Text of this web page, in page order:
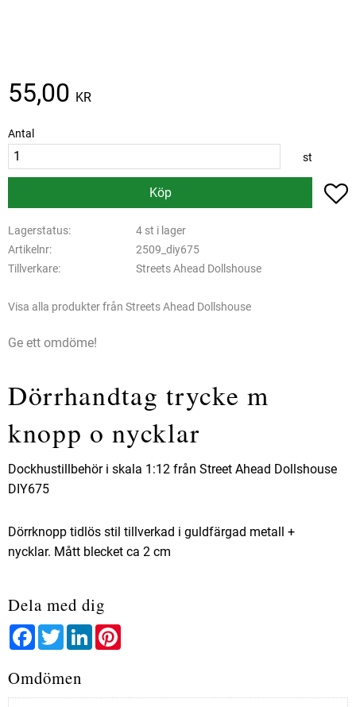
55,00 KR
Antal
st
Köp
Lagerstatus
4 st i lager
Artikelnr
2509_diy675
Tillverkare
Streets Ahead Dollshouse
Visa alla produkter från Streets Ahead Dollshouse
Ge ett omdöme!
Dörrhandtag trycke m
knopp o nycklar
Dockhustillbehör i skala 1:12 från Street Ahead Dollshouse
DIY675
Dörrknopp tidlös stil tillverkad i guldfärgad metall +
nycklar. Mått blecket ca 2 cm
Dela med dig
FacebookTwitterLinkedIn
Omdömen